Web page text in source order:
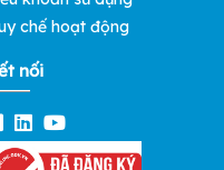
chế hoạt động
nối